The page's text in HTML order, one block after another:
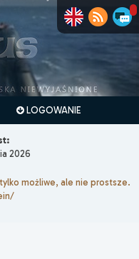
LOGOWANIE
2026
możliwe, ale nie prostsze.